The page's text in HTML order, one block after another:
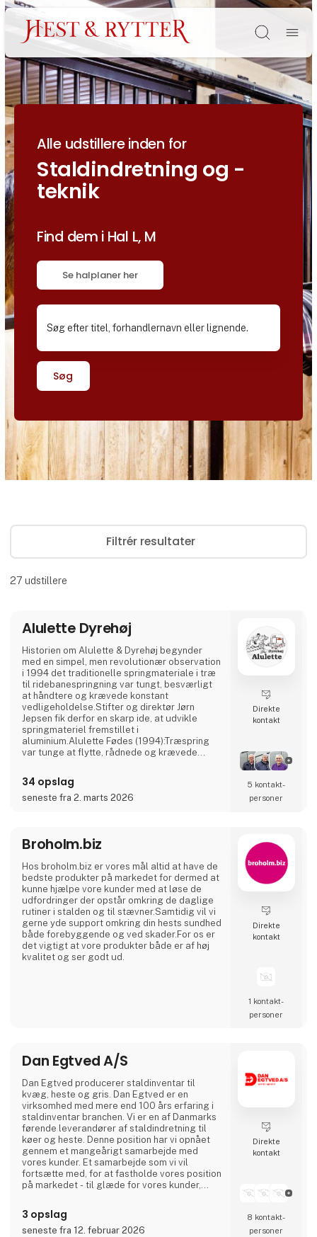
Søg
Alle udstillere inden for
Staldindretning og -
teknik
Find dem i Hal L, M
Se halplaner her
Søg efter titel, forhandlernavn eller lignende.
Søg
Filtrér resultater
27 udstillere
Alulette Dyrehøj
Historien om Alulette & Dyrehøj begynder
med en simpel, men revolutionær observation
i 1994 det traditionelle springmateriale i træ
til ridebanespringning var tungt, besværligt
at håndtere og krævede konstant
vedligeholdelse.Stifter og direktør Jørn
Jepsen fik derfor en skarp ide, at udvikle
springmateriel fremstillet i
aluminium.Alulette Fødes (1994):Træspring
var tunge at flytte, rådnede og krævede
robust nok til at modstå stød.Dette
innovative, lette springmateriale gjorde det
34 opslag
seneste fra 2. marts 2026
Direkte
kontakt
5 kontakt­
personer
Broholm.biz
Hos broholm.biz er vores mål altid at have de
bedste produkter på markedet for dermed at
kunne hjælpe vore kunder med at løse de
udfordringer der opstår omkring de daglige
rutiner i stalden og til stævner.Samtidig vil vi
gerne yde support omkring din hests sundhed
både forebyggende og ved skader.For os er
det vigtigt at vore produkter både er af høj
kvalitet og ser godt ud.
Direkte
kontakt
1 kontakt­
personer
Dan Egtved A/S
Dan Egtved producerer staldinventar til
kvæg, heste og gris. Dan Egtved er en
virksomhed med mere end 100 års erfaring i
staldinventar branchen. Vi er en af Danmarks
førende leverandører af staldindretning til
køer og heste. Denne position har vi opnået
gennem et mangeårigt samarbejde med
vores kunder. Et samarbejde som vi vil
fortsætte med, for at fastholde vores position
på markedet - til glæde for vores kunder,
Danmark
3 opslag
seneste fra 12. februar 2026
Direkte
kontakt
8 kontakt­
personer